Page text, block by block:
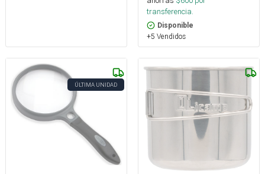
transferencia.
Disponible
+5 Vendidos
ÚLTIMA UNIDAD